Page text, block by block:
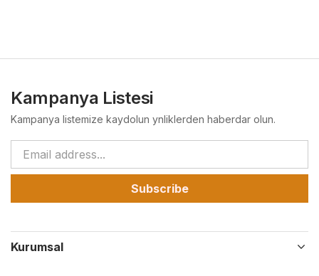
Kampanya Listesi
Kampanya listemize kaydolun ynliklerden haberdar olun.
Subscribe
Kurumsal